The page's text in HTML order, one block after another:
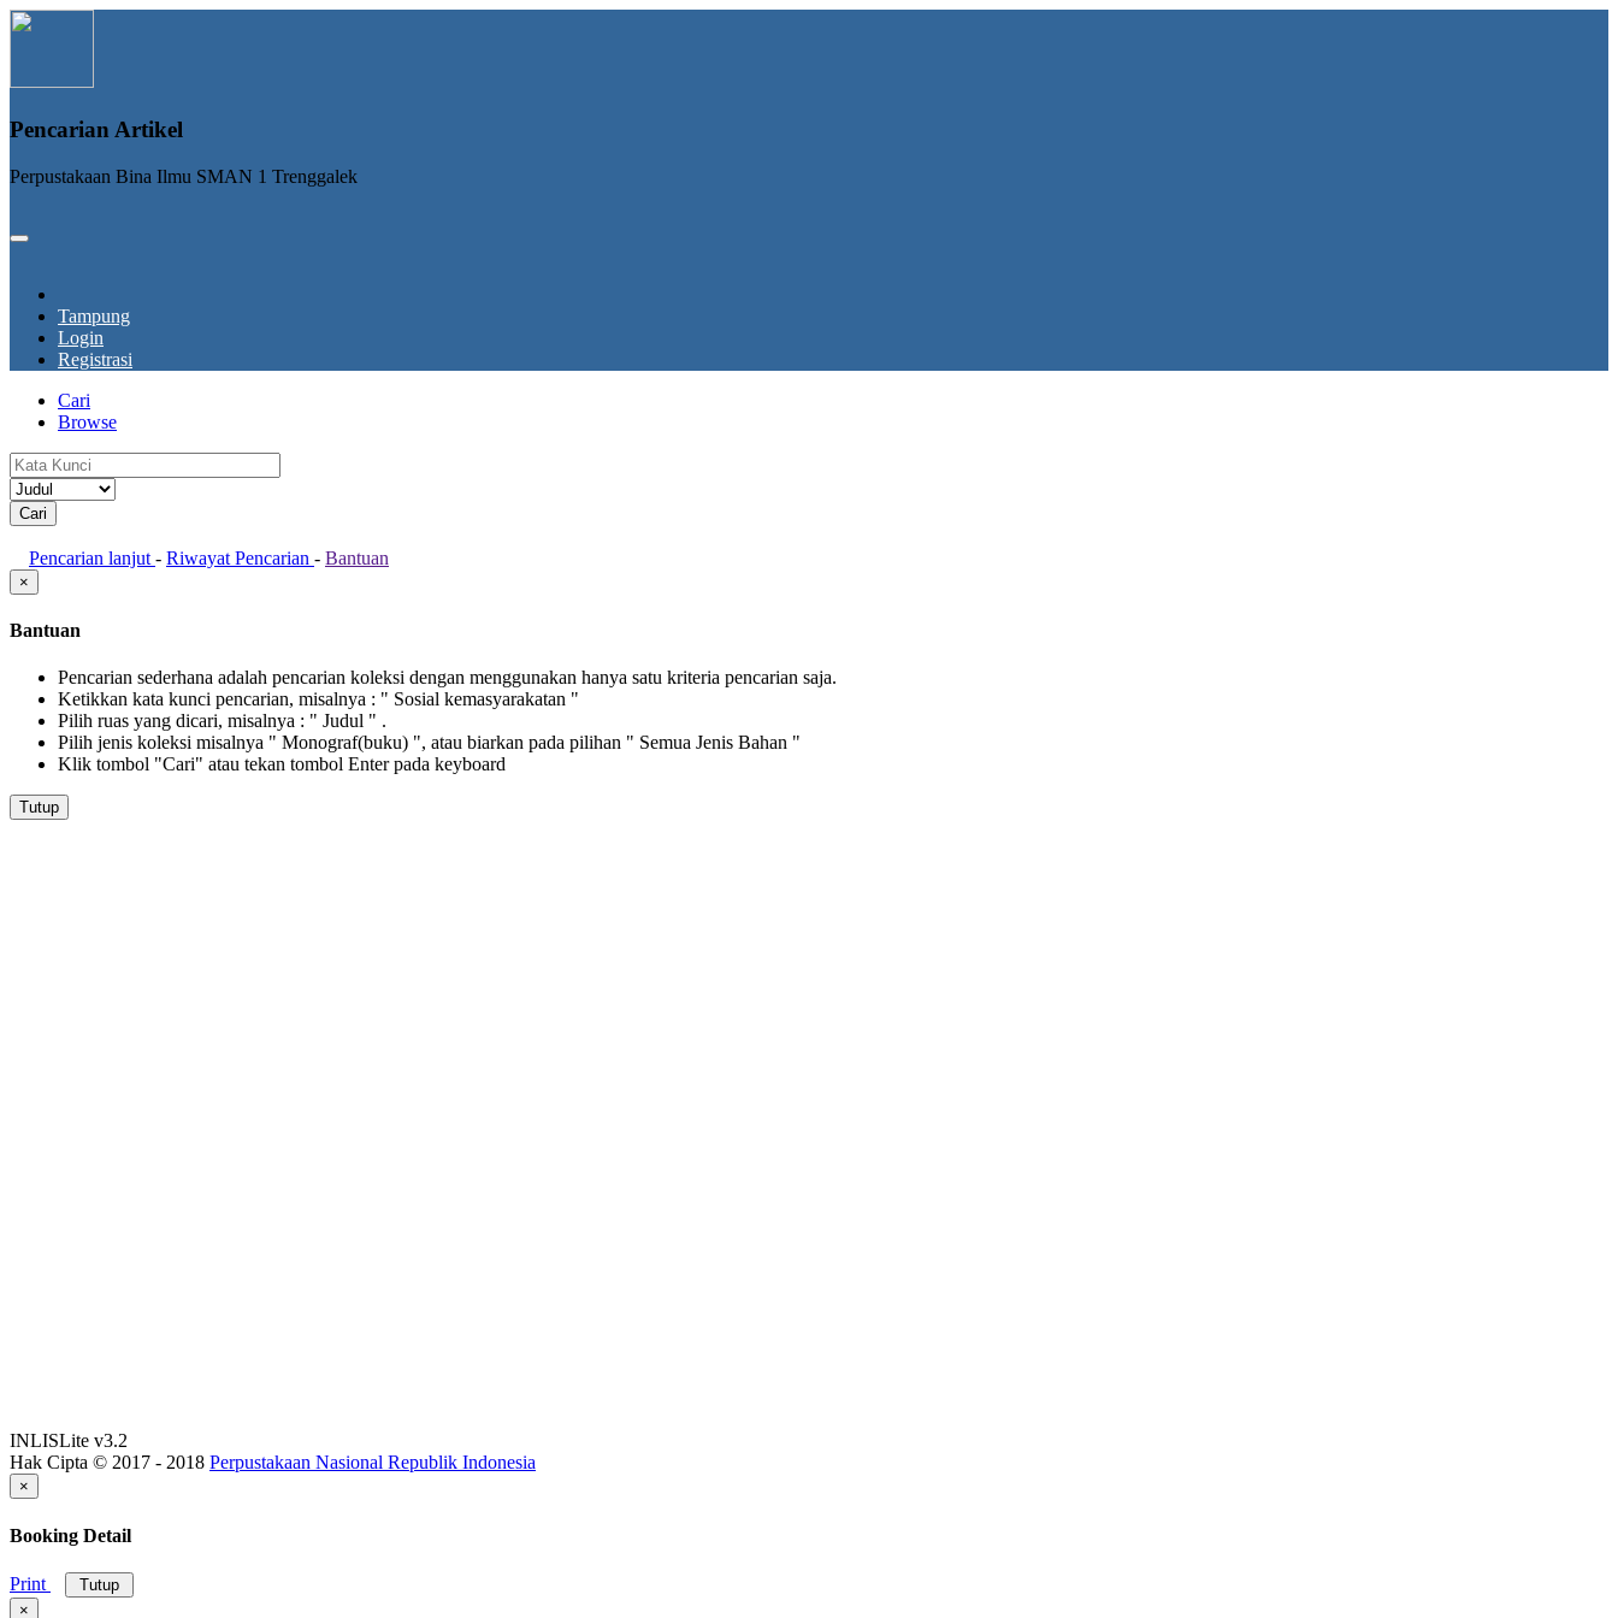
Pencarian Artikel
Perpustakaan Bina Ilmu SMAN 1 Trenggalek
Tampung
Login
Registrasi
Cari
Browse
Pencarian lanjut - Riwayat Pencarian - Bantuan
×
Bantuan
Pencarian sederhana adalah pencarian koleksi dengan menggunakan hanya satu kriteria pencarian saja.
Ketikkan kata kunci pencarian, misalnya : " Sosial kemasyarakatan "
Pilih ruas yang dicari, misalnya : " Judul " .
Pilih jenis koleksi misalnya " Monograf(buku) ", atau biarkan pada pilihan " Semua Jenis Bahan "
Klik tombol "Cari" atau tekan tombol Enter pada keyboard
Tutup
INLISLite v3.2
Hak Cipta © 2017 - 2018 Perpustakaan Nasional Republik Indonesia
×
Booking Detail
Print
Tutup
×